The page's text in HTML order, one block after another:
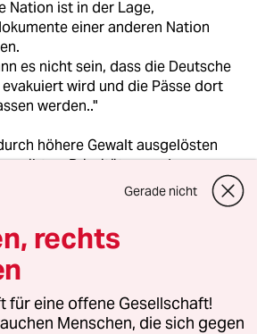
Nation ist in der Lage,
einer anderen Nation
es nicht sein, dass die Deutsche
wird und die Pässe dort
werden.."
höhere Gewalt ausgelösten
gibt es Prioritäten, und
sind nicht das Wichtigste.
man eben die finanziellen Mittel in
um eine andere Lösung zu
dass in Khartum keine
ausgestellt werden wird wohl die
nach Ausstellung von
Gerade nicht
rechts
für eine offene Gesellschaft!
Menschen, die sich gegen